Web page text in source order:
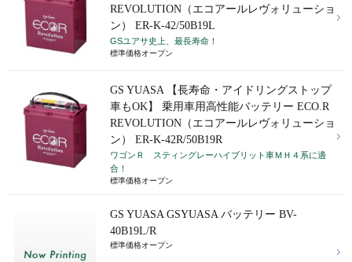
REVOLUTION（エコアールレヴォリューショ
ン） ER-K-42/50B19L
GSユアサ史上、最長寿命！
標準価格オープン
GS YUASA 【長寿命・アイドリングストップ
車もOK】 乗用車用高性能バッテリー ECO.R
REVOLUTION（エコアールレヴォリューショ
ン） ER-K-42R/50B19R
ワゴンＲ スティングレーハイブリット車ＭＨ４系に適
合！
標準価格オープン
GS YUASA GSYUASA バッテリー BV-
40B19L/R
標準価格オープン